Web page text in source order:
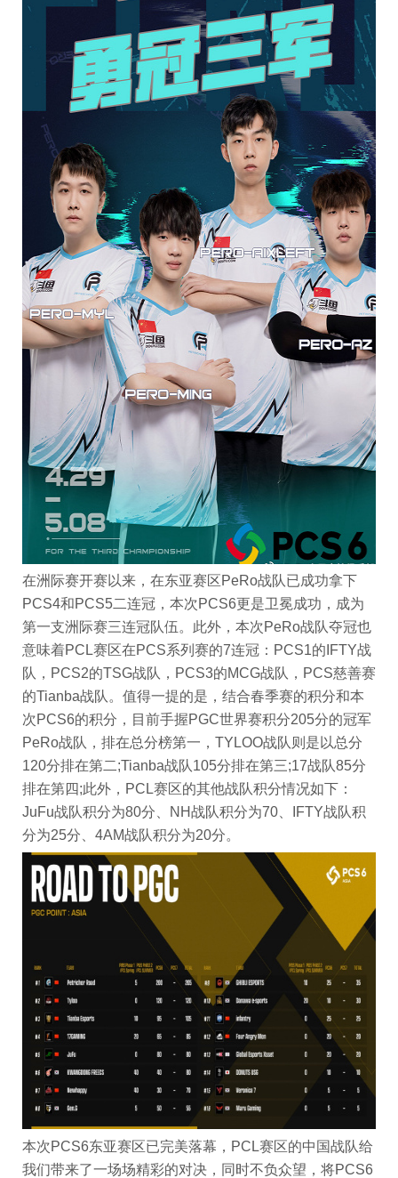
在洲际赛开赛以来，在东亚赛区PeRo战队已成功拿下
PCS4和PCS5二连冠，本次PCS6更是卫冕成功，成为
第一支洲际赛三连冠队伍。此外，本次PeRo战队夺冠也
意味着PCL赛区在PCS系列赛的7连冠：PCS1的IFTY战
队，PCS2的TSG战队，PCS3的MCG战队，PCS慈善赛
的Tianba战队。值得一提的是，结合春季赛的积分和本
次PCS6的积分，目前手握PGC世界赛积分205分的冠军
PeRo战队，排在总分榜第一，TYLOO战队则是以总分
120分排在第二;Tianba战队105分排在第三;17战队85分
排在第四;此外，PCL赛区的其他战队积分情况如下：
JuFu战队积分为80分、NH战队积分为70、IFTY战队积
分为25分、4AM战队积分为20分。
本次PCS6东亚赛区已完美落幕，PCL赛区的中国战队给
我们带来了一场场精彩的对决，同时不负众望，将PCS6